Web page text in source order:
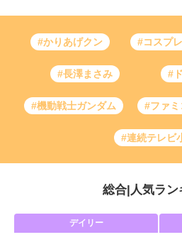
#かりあげクン #コスプレ
#長澤まさみ #
#機動戦士ガンダム #ファミ
#連続テレビ
総合 人気ラン
デイリー